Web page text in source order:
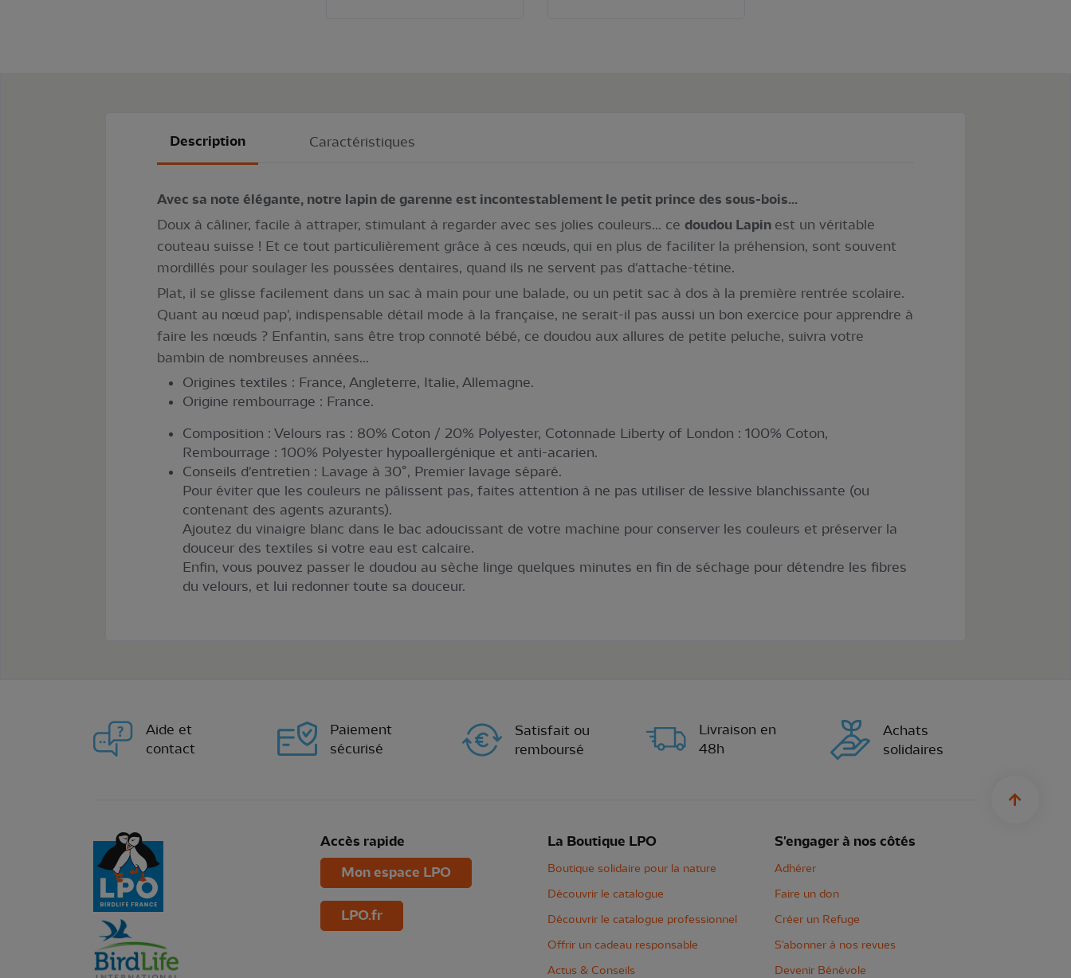
Description Caractéristiques
Avec sa note élégante, notre lapin de garenne est incontestablement le petit prince des sous-bois...
Doux à câliner, facile à attraper, stimulant à regarder avec ses jolies couleurs... ce doudou Lapin est un véritable
couteau suisse ! Et ce tout particulièrement grâce à ces nœuds, qui en plus de faciliter la préhension, sont souvent
mordillés pour soulager les poussées dentaires, quand ils ne servent pas d'attache-tétine.
Plat, il se glisse facilement dans un sac à main pour une balade, ou un petit sac à dos à la première rentrée scolaire.
Quant au nœud pap', indispensable détail mode à la française, ne serait-il pas aussi un bon exercice pour apprendre à
faire les nœuds ? Enfantin, sans être trop connoté bébé, ce doudou aux allures de petite peluche, suivra votre
bambin de nombreuses années...
Origines textiles : France, Angleterre, Italie, Allemagne.
Origine rembourrage : France.
Composition : Velours ras : 80% Coton / 20% Polyester, Cotonnade Liberty of London : 100% Coton,
Rembourrage : 100% Polyester hypoallergénique et anti-acarien.
Conseils d'entretien : Lavage à 30°, Premier lavage séparé.
Pour éviter que les couleurs ne pâlissent pas, faites attention à ne pas utiliser de lessive blanchissante (ou
contenant des agents azurants).
Ajoutez du vinaigre blanc dans le bac adoucissant de votre machine pour conserver les couleurs et préserver la
douceur des textiles si votre eau est calcaire.
Enfin, vous pouvez passer le doudou au sèche linge quelques minutes en fin de séchage pour détendre les fibres
du velours, et lui redonner toute sa douceur.
Aide et
contact
Paiement
sécurisé
Satisfait ou
remboursé
Livraison en
48h
Achats
solidaires
Accès rapide
Mon espace LPO
LPO.fr
La Boutique LPO
Boutique solidaire pour la nature
Découvrir le catalogue
Découvrir le catalogue professionnel
Offrir un cadeau responsable
Actus & Conseils
S'engager à nos côtés
Adhérer
Faire un don
Créer un Refuge
S'abonner à nos revues
Devenir Bénévole